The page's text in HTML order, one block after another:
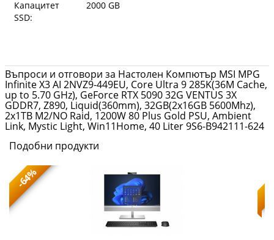
Капацитет
SSD:
2000 GB
Въпроси и отговори за Настолен Компютър MSI MPG
Infinite X3 AI 2NVZ9-449EU, Core Ultra 9 285K(36M Cache,
up to 5.70 GHz), GeForce RTX 5090 32G VENTUS 3X
GDDR7, Z890, Liquid(360mm), 32GB(2x16GB 5600Mhz),
2x1TB M2/NO Raid, 1200W 80 Plus Gold PSU, Ambient
Link, Mystic Light, Win11Home, 40 Liter 9S6-B942111-624
Подобни продукти
-64%